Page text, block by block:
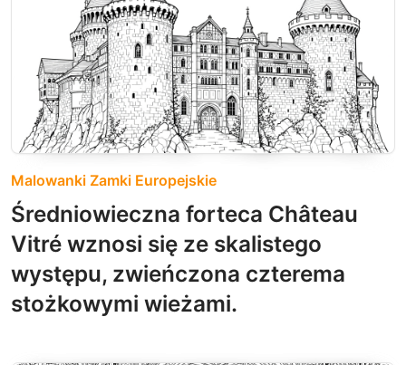
Malowanki Zamki Europejskie
Średniowieczna forteca Château
Vitré wznosi się ze skalistego
występu, zwieńczona czterema
stożkowymi wieżami.